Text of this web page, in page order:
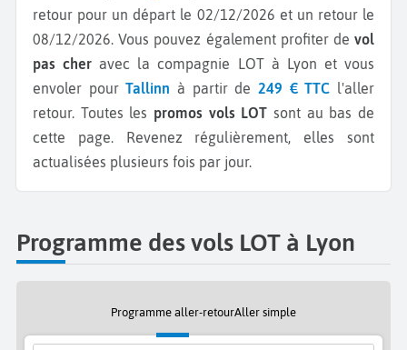
retour pour un départ le 02/12/2026 et un retour le
08/12/2026.Vous pouvez également profiter devol
pas cher avec la compagnie LOT à Lyon et vous
envoler pourTallinn à partir de249 € TTC l'aller
retour. Toutes les promos vols LOT sont au bas de
cette page. Revenez régulièrement, elles sont
actualisées plusieurs fois par jour.
Programme des vols LOT à Lyon
Programme aller-retourAller simple